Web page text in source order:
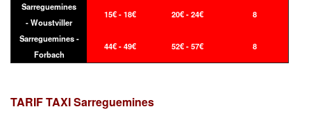
Sarreguemines
- Woustviller
15€ - 18€ 20€ - 24€ 8
Sarreguemines -
Forbach
44€ - 49€ 52€ - 57€ 8
TARIF TAXISarreguemines